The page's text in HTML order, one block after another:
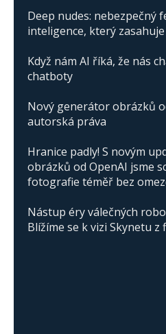
Deep nudes: nebezpečný
inteligence, který
Když nám AI říká, že nás
chatboty
Nový generátor obrázků
autorská práva
Hranice padly! S novým
obrázků od OpenAI jsme
fotografie téměř bez
Nástup éry válečných
Blížíme se k vizi Skynetu